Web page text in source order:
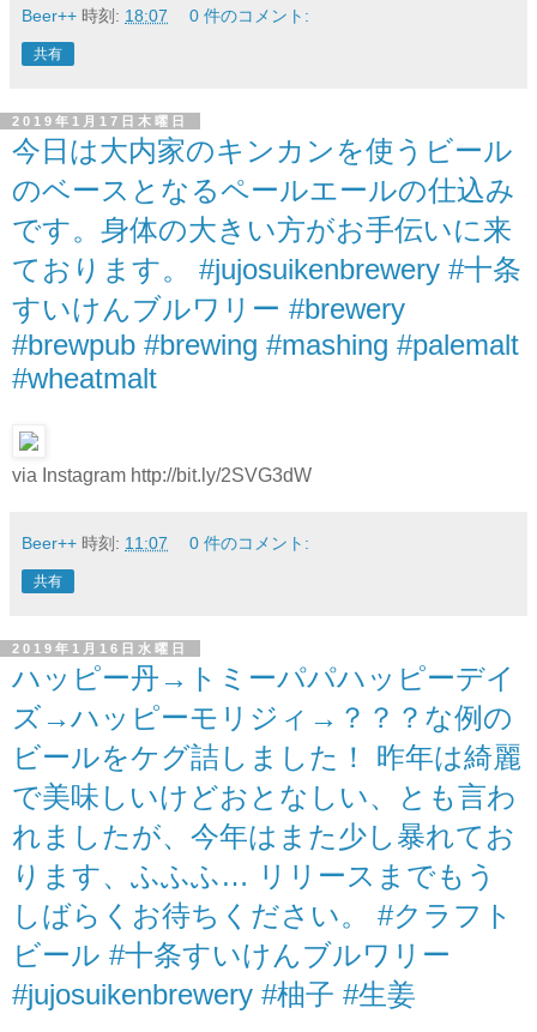
Beer++ 時刻: 18:07 0 件のコメント:
共有
2019年1月17日木曜日
今日は大内家のキンカンを使うビール
のベースとなるペールエールの仕込み
です。身体の大きい方がお手伝いに来
ております。 #jujosuikenbrewery #十条
すいけんブルワリー #brewery
#brewpub #brewing #mashing #palemalt
#wheatmalt
via Instagram http://bit.ly/2SVG3dW
Beer++ 時刻: 11:07 0 件のコメント:
共有
2019年1月16日水曜日
ハッピー丹→トミーパパハッピーデイ
ズ→ハッピーモリジィ→？？？な例の
ビールをケグ詰しました！ 昨年は綺麗
で美味しいけどおとなしい、とも言わ
れましたが、今年はまた少し暴れてお
ります、ふふふ… リリースまでもう
しばらくお待ちください。 #クラフト
ビール #十条すいけんブルワリー
#jujosuikenbrewery #柚子 #生姜